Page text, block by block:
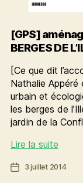
[GPS]
BERGES DE
[Ce que dit
Nathalie
urbain et
les berges de
jardin de la
Lire la suite[GPS]
urbain
Date3 juillet 2014